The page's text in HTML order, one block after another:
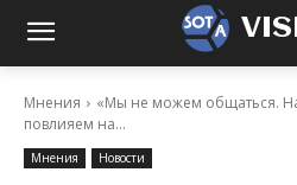
Мнения
«Мы не можем общаться.
повлияем на...
Мнения Новости